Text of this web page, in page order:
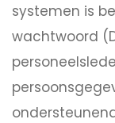
systemen is
wachtwoord